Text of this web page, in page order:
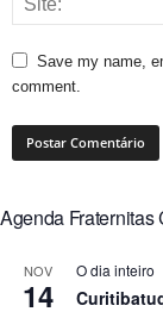
Save my name,
comment.
Agenda Fraternitas
NOV
14
O dia inteiro